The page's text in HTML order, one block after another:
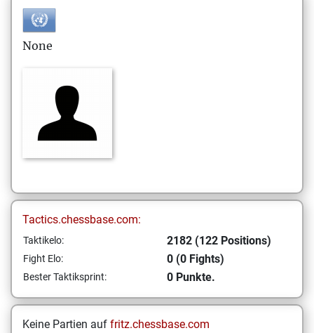
None
Tactics.chessbase.com:
Taktikelo: 2182 (122 Positions)
Fight Elo: 0 (0 Fights)
Bester Taktiksprint: 0 Punkte.
Keine Partien auf fritz.chessbase.com